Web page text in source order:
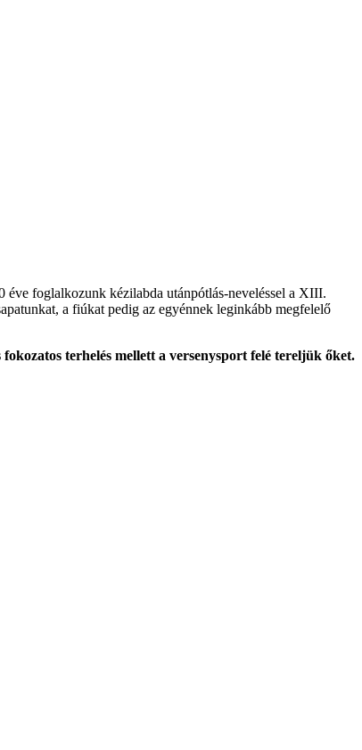
foglalkozunk kézilabda utánpótlás-neveléssel a XIII.
a fiúkat pedig az egyénnek leginkább megfelelő
terhelés mellett a versenysport felé tereljük őket.